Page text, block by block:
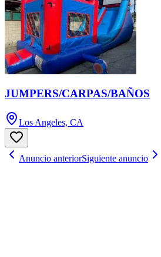
JUMPERS/CARPAS/BAÑOS
Los Angeles, CA
Anuncio anteriorSiguiente anuncio